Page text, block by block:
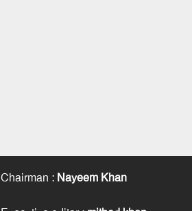
Chairman : Nayeem Khan